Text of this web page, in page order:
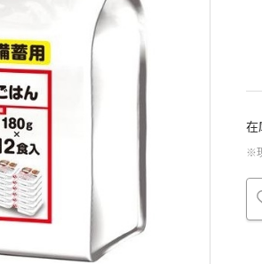
在
※